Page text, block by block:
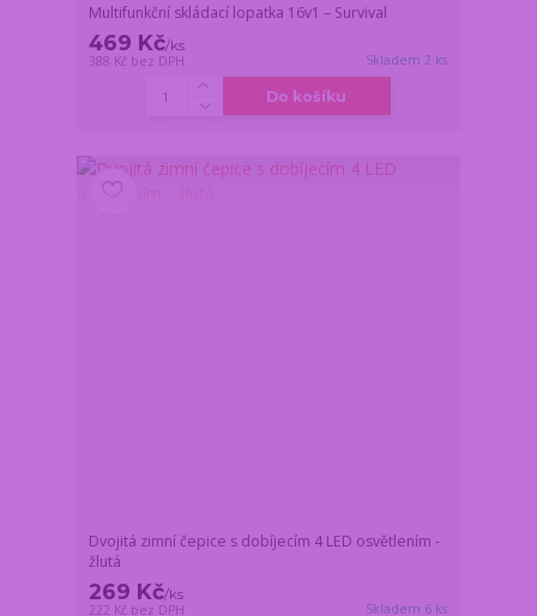
Multifunkční skládací lopatka 16v1 – Survival
469 Kč/ks
388 Kč bez DPH Skladem 2 ks
Do košíku
Dvojitá zimní čepice s dobíjecím 4 LED osvětlením -
žlutá
269 Kč/ks
222 Kč bez DPH Skladem 6 ks